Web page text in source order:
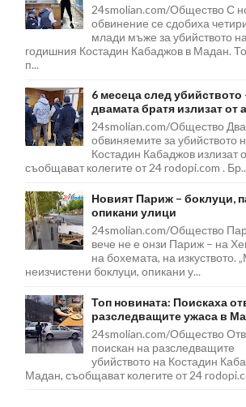
24smolian.com/Общество С
обвинение се сдобиха
млади мъже за убийството
годишния Костадин Кабаджов в Мадан.
п...
6 месеца след убийството
двамата братя излизат от
24smolian.com/Общество
обвиняемите за убийството
Костадин Кабаджов излизат
съобщават колегите от 24 rodopi.com .
Новият Париж – боклуци,
опикани улици
24smolian.com/Общество
вече не е онзи Париж – на
на бохемата, на изкуството.
неизчистени боклуци, опикани у...
Топ новината: Поискаха
разследващите ужаса в
24smolian.com/Общество
поискан на разследващите
убийството на Костадин
Мадан, съобщават колегите от 24